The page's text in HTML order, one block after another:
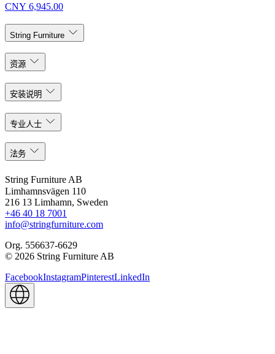
CNY 6,945.00
String Furniture
资源
安装说明
专业人士
法务
String Furniture AB
Limhamnsvägen 110
216 13 Limhamn, Sweden
+46 40 18 7001
info@stringfurniture.com
Org. 556637-6629
© 2026 String Furniture AB
FacebookInstagramPinterestLinkedIn